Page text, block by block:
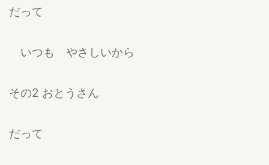
だって
いつも やさしいから
その2 おとうさん
だって